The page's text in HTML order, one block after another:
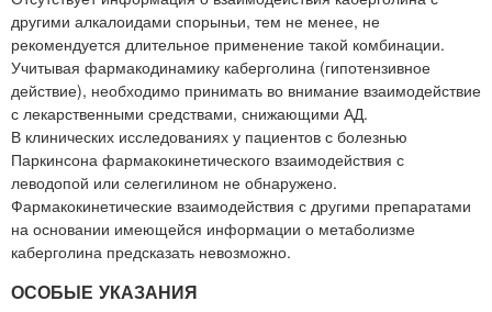
другими алкалоидами спорыньи, тем не менее, не
рекомендуется длительное применение такой комбинации.
Учитывая фармакодинамику каберголина (гипотензивное
действие), необходимо принимать во внимание взаимодействие
с лекарственными средствами, снижающими АД.
В клинических исследованиях у пациентов с болезнью
Паркинсона фармакокинетического взаимодействия с
леводопой или селегилином не обнаружено.
Фармакокинетические взаимодействия с другими препаратами
на основании имеющейся информации о метаболизме
каберголина предсказать невозможно.
ОСОБЫЕ УКАЗАНИЯ